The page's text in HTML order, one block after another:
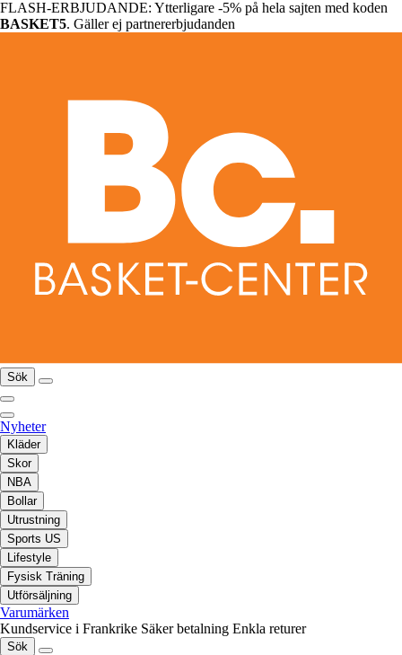
FLASH-ERBJUDANDE: Ytterligare -5% på hela sajten med koden
BASKET5. Gäller ej partnererbjudanden
Sök
Nyheter
Kläder
Skor
NBA
Bollar
Utrustning
Sports US
Lifestyle
Fysisk Träning
Utförsäljning
Varumärken
Kundservice i Frankrike Säker betalning Enkla returer
Sök